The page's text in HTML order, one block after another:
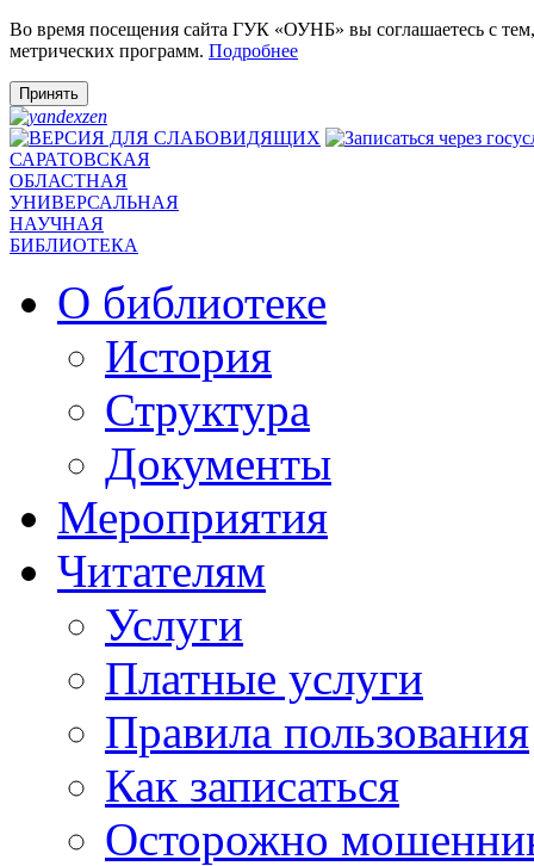
Во время посещения сайта ГУК «ОУНБ» вы соглашаетесь с
метрических программ. Подробнее
Принять
САРАТОВСКАЯ
ОБЛАСТНАЯ
УНИВЕРСАЛЬНАЯ
НАУЧНАЯ
БИБЛИОТЕКА
О библиотеке
История
Структура
Документы
Мероприятия
Читателям
Услуги
Платные услуги
Правила пользования
Как записаться
Осторожно